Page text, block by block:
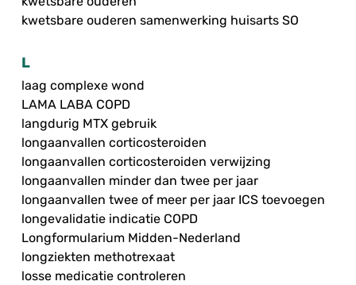
kwetsbare ouderen samenwerking huisarts SO
L
laag complexe wond
LAMA LABA COPD
langdurig MTX gebruik
longaanvallen corticosteroiden
longaanvallen corticosteroiden verwijzing
longaanvallen minder dan twee per jaar
longaanvallen twee of meer per jaar ICS toevoegen
longevalidatie indicatie COPD
Longformularium Midden-Nederland
longziekten methotrexaat
losse medicatie controleren